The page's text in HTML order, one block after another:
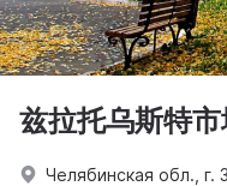
兹拉托乌斯特
Челябинская обл., г.